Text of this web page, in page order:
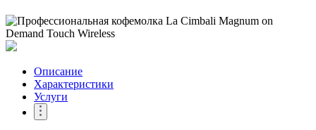
Описание
Характеристики
Услуги